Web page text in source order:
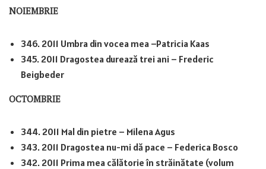
NOIEMBRIE
346. 2011 Umbra din vocea mea –Patricia Kaas
345. 2011 Dragostea durează trei ani – Frederic
Beigbeder
OCTOMBRIE
344. 2011 Mal din pietre – Milena Agus
343. 2011 Dragostea nu-mi dă pace – Federica Bosco
342. 2011 Prima mea călătorie în străinătate (volum